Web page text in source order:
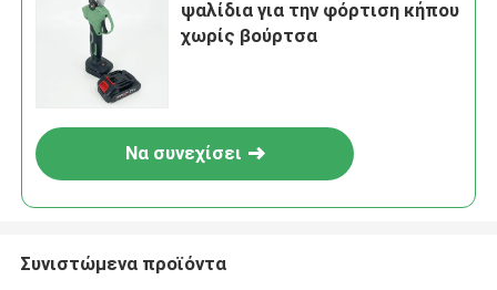
ψαλίδια για την φόρτιση κήπου
χωρίς βούρτσα
Να συνεχίσει
Συνιστώμενα προϊόντα